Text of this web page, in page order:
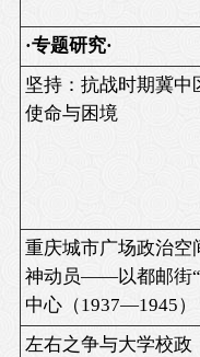
·专题研究·
坚持：抗战时期冀中
使命与困境
重庆城市广场政治空
神动员——以都邮街
中心（1937—1945）
左右之争与大学校政